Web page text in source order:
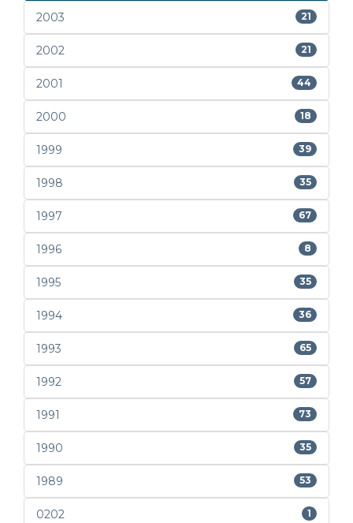
2003 21
2002 21
2001 44
2000 18
1999 39
1998 35
1997 67
1996 8
1995 35
1994 36
1993 65
1992 57
1991 73
1990 35
1989 53
0202 1